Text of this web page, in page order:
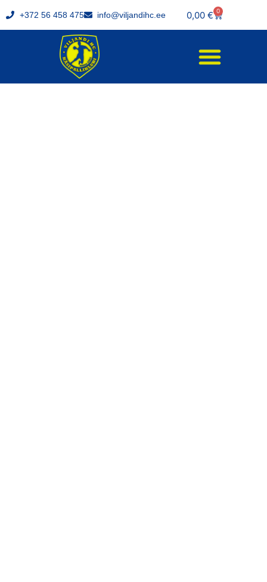
+372 56 458 475 info@viljandihc.ee 0,00 € 0